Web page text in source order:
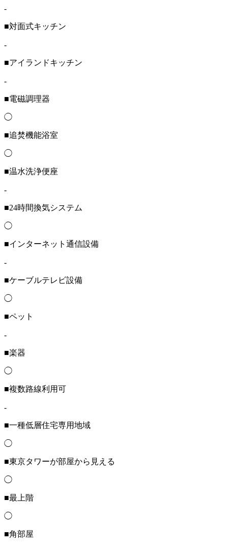
-
■対面式キッチン
-
■アイランドキッチン
-
■電磁調理器
◯
■追焚機能浴室
◯
■温水洗浄便座
-
■24時間換気システム
◯
■インターネット通信設備
-
■ケーブルテレビ設備
◯
■ペット
-
■楽器
◯
■複数路線利用可
-
■一種低層住宅専用地域
◯
■東京タワーが部屋から見える
◯
■最上階
◯
■角部屋